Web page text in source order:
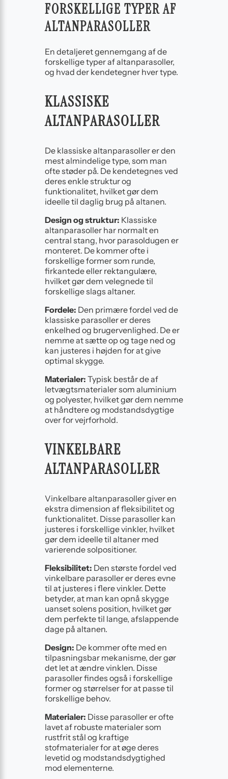
FORSKELLIGE TYPER AF
ALTANPARASOLLER
En detaljeret gennemgang af de
forskellige typer af altanparasoller,
og hvad der kendetegner hver type.
KLASSISKE
ALTANPARASOLLER
De klassiske altanparasoller er den
mest almindelige type, som man
ofte støder på. De kendetegnes ved
deres enkle struktur og
funktionalitet, hvilket gør dem
ideelle til daglig brug på altanen.
Design og struktur: Klassiske
altanparasoller har normalt en
central stang, hvor parasoldugen er
monteret. De kommer ofte i
forskellige former som runde,
firkantede eller rektangulære,
hvilket gør dem velegnede til
forskellige slags altaner.
Fordele: Den primære fordel ved de
klassiske parasoller er deres
enkelhed og brugervenlighed. De er
nemme at sætte op og tage ned og
kan justeres i højden for at give
optimal skygge.
Materialer: Typisk består de af
letvægtsmaterialer som aluminium
og polyester, hvilket gør dem nemme
at håndtere og modstandsdygtige
over for vejrforhold.
VINKELBARE
ALTANPARASOLLER
Vinkelbare altanparasoller giver en
ekstra dimension af fleksibilitet og
funktionalitet. Disse parasoller kan
justeres i forskellige vinkler, hvilket
gør dem ideelle til altaner med
varierende solpositioner.
Fleksibilitet: Den største fordel ved
vinkelbare parasoller er deres evne
til at justeres i flere vinkler. Dette
betyder, at man kan opnå skygge
uanset solens position, hvilket gør
dem perfekte til lange, afslappende
dage på altanen.
Design: De kommer ofte med en
tilpasningsbar mekanisme, der gør
det let at ændre vinklen. Disse
parasoller findes også i forskellige
former og størrelser for at passe til
forskellige behov.
Materialer: Disse parasoller er ofte
lavet af robuste materialer som
rustfrit stål og kraftige
stofmaterialer for at øge deres
levetid og modstandsdygtighed
mod elementerne.